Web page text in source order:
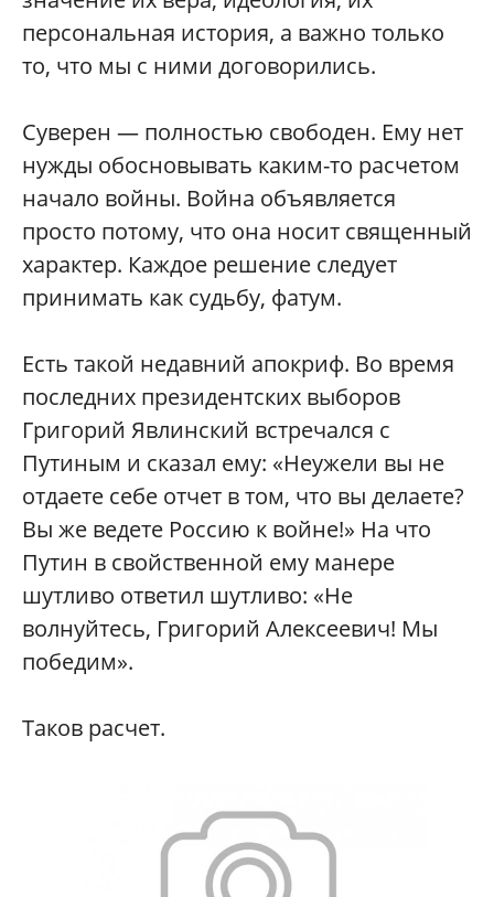
персональная история, а важно только
то, что мы с ними договорились.
Суверен — полностью свободен. Ему нет
нужды обосновывать каким-то расчетом
начало войны. Война объявляется
просто потому, что она носит священный
характер. Каждое решение следует
принимать как судьбу, фатум.
Есть такой недавний апокриф. Во время
последних президентских выборов
Григорий Явлинский встречался с
Путиным и сказал ему: «Неужели вы не
отдаете себе отчет в том, что вы делаете?
Вы же ведете Россию к войне!» На что
Путин в свойственной ему манере
шутливо ответил шутливо: «Не
волнуйтесь, Григорий Алексеевич! Мы
победим».
Таков расчет.